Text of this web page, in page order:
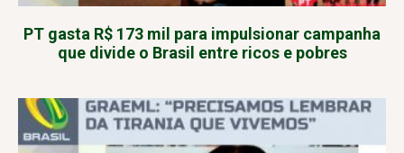
PT gasta R$ 173 mil para impulsionar campanha
que divide o Brasil entre ricos e pobres